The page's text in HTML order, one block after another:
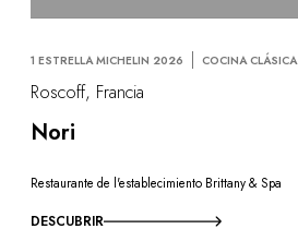
1 ESTRELLA MICHELIN 2026 COCINA CLÁSICA
Roscoff, Francia
Nori
Restaurante de l'establecimiento Brittany & Spa
DESCUBRIR